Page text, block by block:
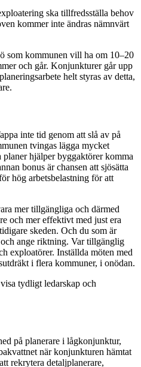
ska tillfredsställa behov
kommer inte ändras nämnvärt
som kommunen vill ha om 10–20
och går. Konjunkturer går upp
helt styras av detta,
inte tid genom att slå av på
tvingas lägga mycket
planer hjälper byggaktörer komma
bonus är chansen att sjösätta
hög arbetsbelastning för att
mer tillgängliga och därmed
och mer effektivt med just era
skeden. Och du som är
ange riktning. Var tillgänglig
exploatörer. Inställda möten med
i flera kommuner, i onödan.
tydligt ledarskap och
på planerare i lågkonjunktur,
när konjunkturen hämtat
rekrytera detaljplanerare,